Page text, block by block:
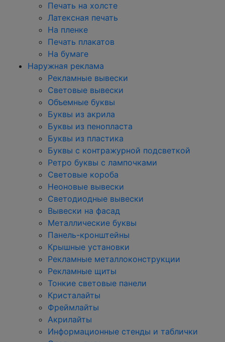
Печать на холсте
Латексная печать
На пленке
Печать плакатов
На бумаге
Наружная реклама
Рекламные вывески
Световые вывески
Объемные буквы
Буквы из акрила
Буквы из пенопласта
Буквы из пластика
Буквы с контражурной подсветкой
Ретро буквы с лампочками
Световые короба
Неоновые вывески
Светодиодные вывески
Вывески на фасад
Металлические буквы
Панель-кронштейны
Крышные установки
Рекламные металлоконструкции
Рекламные щиты
Тонкие световые панели
Кристалайты
Фреймлайты
Акрилайты
Информационные стенды и таблички